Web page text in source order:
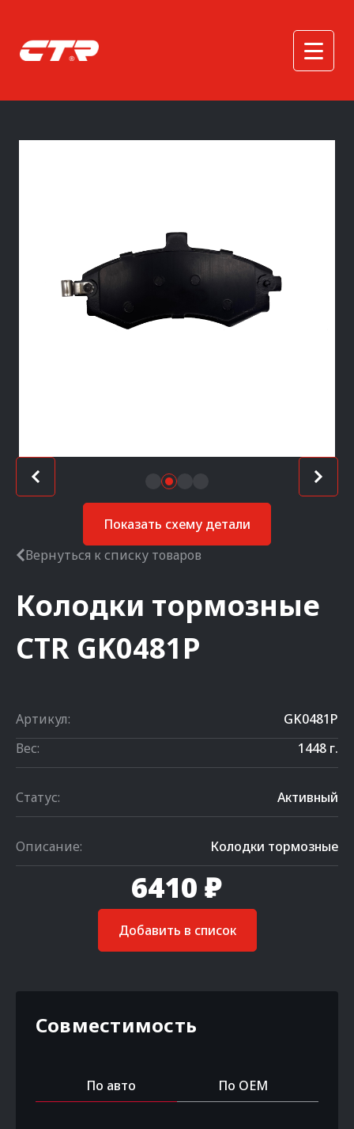
Показать схему детали
Вернуться к списку товаров
Колодки тормозные
CTR GK0481P
Артикул:
GK0481P
Вес:
1448 г.
Статус: Активный
Описание: Колодки тормозные
6410 ₽
Добавить в список
Совместимость
По авто По OEM